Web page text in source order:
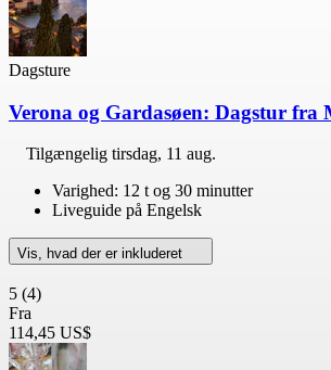
Dagsture
Verona og Gardasøen: Dagstur fra
Tilgængelig tirsdag, 11 aug.
Varighed: 12 t og 30 minutter
Liveguide på Engelsk
Vis, hvad der er inkluderet
5 (4)
Fra
114,45 US$